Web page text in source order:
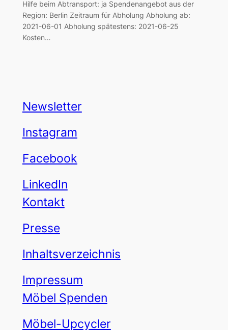
Hilfe beim Abtransport: ja Spendenangebot aus der
Region: Berlin Zeitraum für Abholung Abholung ab:
2021-06-01 Abholung spätestens: 2021-06-25
Kosten…
Newsletter
Instagram
Facebook
LinkedIn
Kontakt
Presse
Inhaltsverzeichnis
Impressum
Möbel Spenden
Möbel-Upcycler